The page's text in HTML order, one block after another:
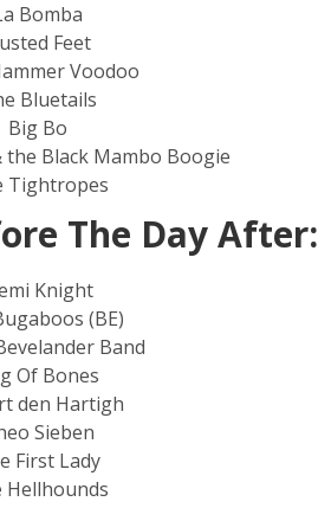
Bomba
Feet
Voodoo
Bluetails
Big Bo
Black Mambo Boogie
Tightropes
The Day After:
Knight
(BE)
Band
Of Bones
den Hartigh
Sieben
First Lady
Hellhounds